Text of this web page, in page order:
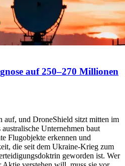
auf 250–270 Millionen
auf, und DroneShield sitzt mitten im
Unternehmen baut
Flugobjekte erkennen und
die seit dem Ukraine-Krieg zum
geworden ist. Wer